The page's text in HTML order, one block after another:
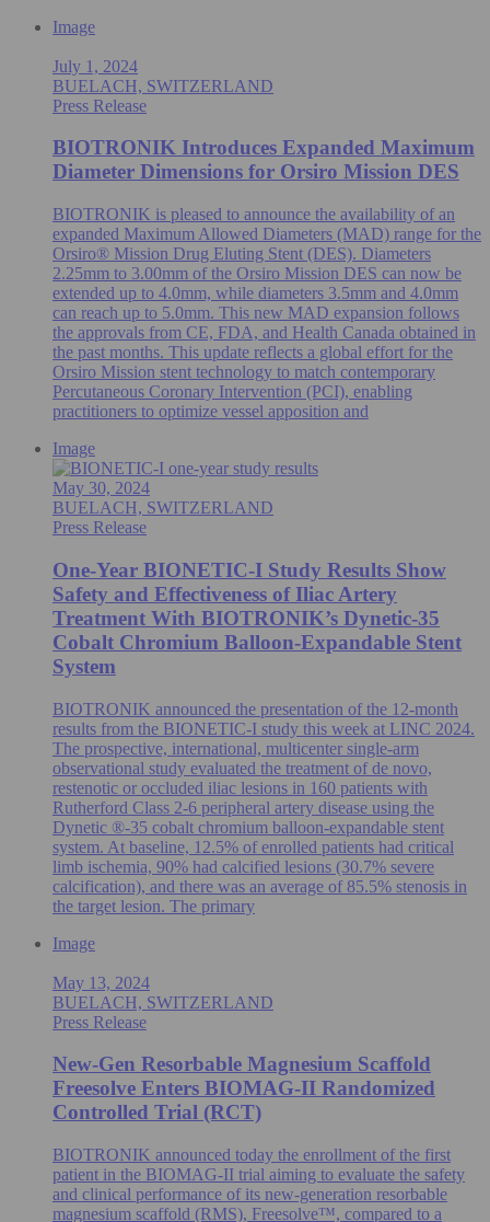
Image
July 1, 2024
BUELACH, SWITZERLAND
Press Release
BIOTRONIK Introduces Expanded Maximum
Diameter Dimensions for Orsiro Mission DES
BIOTRONIK is pleased to announce the availability of an
expanded Maximum Allowed Diameters (MAD) range for the
Orsiro® Mission Drug Eluting Stent (DES). Diameters
2.25mm to 3.00mm of the Orsiro Mission DES can now be
extended up to 4.0mm, while diameters 3.5mm and 4.0mm
can reach up to 5.0mm. This new MAD expansion follows
the approvals from CE, FDA, and Health Canada obtained in
the past months. This update reflects a global effort for the
Orsiro Mission stent technology to match contemporary
Percutaneous Coronary Intervention (PCI), enabling
practitioners to optimize vessel apposition and
Image
May 30, 2024
BUELACH, SWITZERLAND
Press Release
One-Year BIONETIC-I Study Results Show
Safety and Effectiveness of Iliac Artery
Treatment With BIOTRONIK’s Dynetic-35
Cobalt Chromium Balloon-Expandable Stent
System
BIOTRONIK announced the presentation of the 12-month
results from the BIONETIC-I study this week at LINC 2024.
The prospective, international, multicenter single-arm
observational study evaluated the treatment of de novo,
restenotic or occluded iliac lesions in 160 patients with
Rutherford Class 2-6 peripheral artery disease using the
Dynetic ®-35 cobalt chromium balloon-expandable stent
system. At baseline, 12.5% of enrolled patients had critical
limb ischemia, 90% had calcified lesions (30.7% severe
calcification), and there was an average of 85.5% stenosis in
the target lesion. The primary
Image
May 13, 2024
BUELACH, SWITZERLAND
Press Release
New-Gen Resorbable Magnesium Scaffold
Freesolve Enters BIOMAG-II Randomized
Controlled Trial (RCT)
BIOTRONIK announced today the enrollment of the first
patient in the BIOMAG-II trial aiming to evaluate the safety
and clinical performance of its new-generation resorbable
magnesium scaffold (RMS), Freesolve™, compared to a